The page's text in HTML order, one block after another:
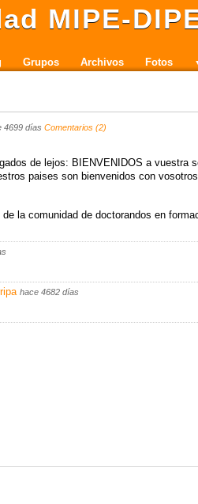
MIPE-
Grupos Archivos Fotos
4699 días Comentarios (2)
de lejos: BIENVENIDOS a vuestra
paises son bienvenidos con
la comunidad de doctorandos en
hace 4682 días